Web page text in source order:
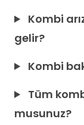
Kombi
gelir?
Kombi
Tüm
musunuz?